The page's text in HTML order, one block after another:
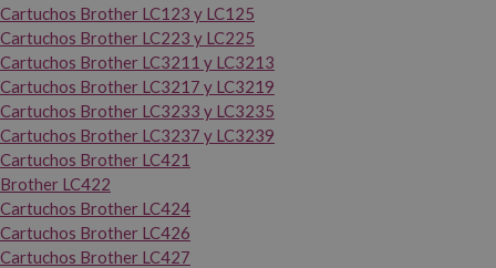
Cartuchos Brother LC123 y LC125
Cartuchos Brother LC223 y LC225
Cartuchos Brother LC3211 y LC3213
Cartuchos Brother LC3217 y LC3219
Cartuchos Brother LC3233 y LC3235
Cartuchos Brother LC3237 y LC3239
Cartuchos Brother LC421
Brother LC422
Cartuchos Brother LC424
Cartuchos Brother LC426
Cartuchos Brother LC427